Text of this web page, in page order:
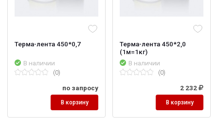
Терма-лента 450*0,7
В наличии
(0)
по запросу
В корзину
Терма-лента 450*2,0
(1м=1кг)
В наличии
(0)
2 232
В корзину